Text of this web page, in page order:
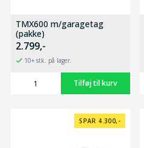
TMX600 m/garagetag
(pakke)
2.799,-
10+ stk. på lager.
SPAR 4.300,-